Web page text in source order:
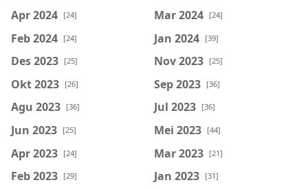
Apr 2024 [24] Mar 2024 [24]
Feb 2024 [24] Jan 2024 [39]
Des 2023 [25] Nov 2023 [25]
Okt 2023 [26] Sep 2023 [36]
Agu 2023 [36] Jul 2023 [36]
Jun 2023 [25] Mei 2023 [44]
Apr 2023 [24] Mar 2023 [21]
Feb 2023 [29] Jan 2023 [31]